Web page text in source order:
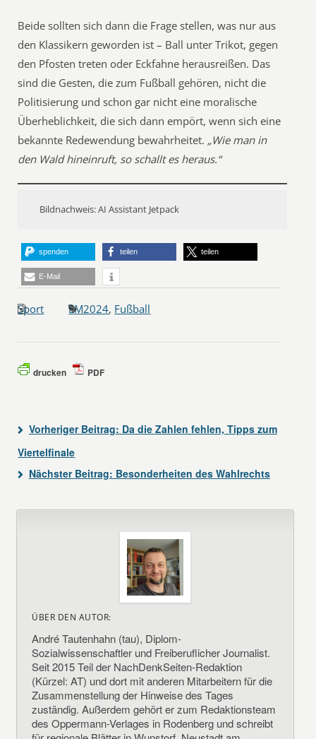
Beide sollten sich dann die Frage stellen, was nur aus
den Klassikern geworden ist – Ball unter Trikot, gegen
den Pfosten treten oder Eckfahne herausreißen. Das
sind die Gesten, die zum Fußball gehören, nicht die
Politisierung und schon gar nicht eine moralische
Überheblichkeit, die sich dann empört, wenn sich eine
bekannte Redewendung bewahrheitet. „Wie man in
den Wald hineinruft, so schallt es heraus.“
Bildnachweis: AI Assistant Jetpack
spenden teilen teilen
E-Mail
Sport EM2024, Fußball
drucken PDF
Vorheriger Beitrag: Da die Zahlen fehlen, Tipps zum
Viertelfinale
Nächster Beitrag: Besonderheiten des Wahlrechts
ÜBER DEN AUTOR:
André Tautenhahn (tau), Diplom-
Sozialwissenschaftler und Freiberuflicher Journalist.
Seit 2015 Teil der NachDenkSeiten-Redaktion
(Kürzel: AT) und dort mit anderen Mitarbeitern für die
Zusammenstellung der Hinweise des Tages
zuständig. Außerdem gehört er zum Redaktionsteam
des Oppermann-Verlages in Rodenberg und schreibt